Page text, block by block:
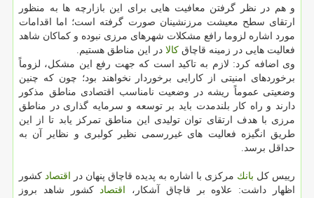
و هم در نظر گرفتن معافیت هایی برای این بازارچه ها به منظور
ارتقای سطح معیشت مرزنشینان صورت گرفته است؛ اما اقدامات
مورد اشاره لزوما رافع مشكلات شهرهای مرزی نبوده و كماكان شاهد
فعالیت هایی در زمینه قاچاق كالا در این مناطق هستیم.
وی اضافه كرد: لازم به تاكید است كه جهت رفع این مشكل، لزوماً
برخوردهای امنیتی از كارایی برخوردار نخواهند بود؛ چون كه چنین
وضعیتی عموماً ریشه در وضعیت نامناسب اقتصادی مناطق مذكور
دارند و راه كار بلندمدت باید بر توسعه و سرمایه گذاری در مناطق
مرزی با هدف ارتقای توان تولیدی این مناطق تمركز یابد تا از این
طریق انگیزه فعالیت های غیررسمی نظیر كولبری و نظایر آن به
حداقل برسد.
رییس كل بانك مركزی با اشاره به پدیده قاچاق پنهان در اقتصاد كشور
اظهار داشت: علاوه بر قاچاق آشكار، اقتصاد
كشور شاهد بروز